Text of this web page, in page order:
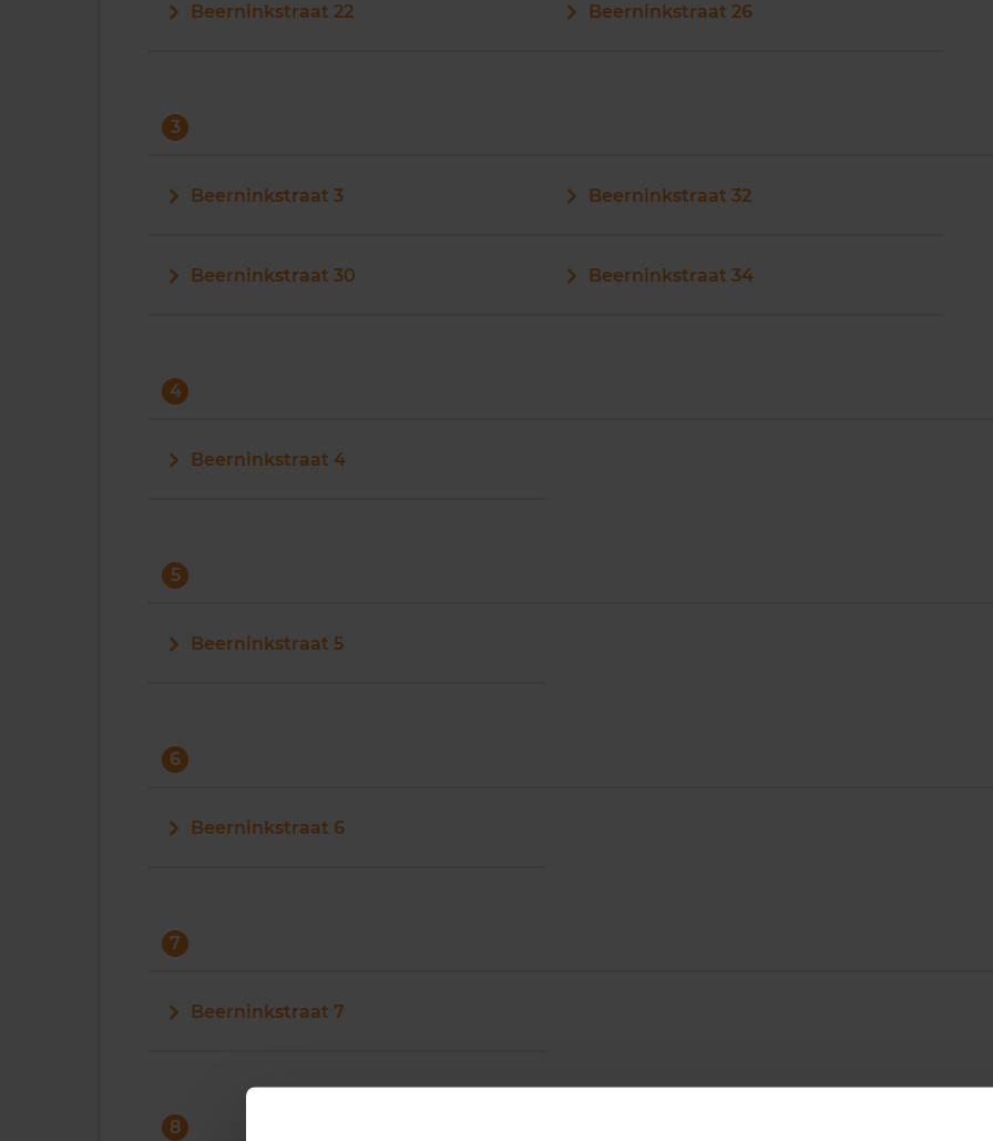
Beerninkstraat 22 Beerninkstraat 26
3
Beerninkstraat 3
Beerninkstraat 30
Beerninkstraat 32
Beerninkstraat 34
4
Beerninkstraat 4
5
Beerninkstraat 5
6
Beerninkstraat 6
7
Beerninkstraat 7
8